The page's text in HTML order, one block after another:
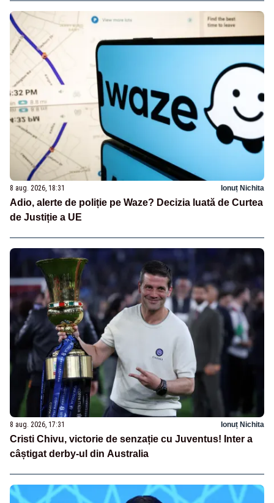
8 aug. 2026, 18:31 Ionuț Nichita
Adio, alerte de poliție pe Waze? Decizia luată de Curtea
de Justiție a UE
8 aug. 2026, 17:31 Ionuț Nichita
Cristi Chivu, victorie de senzație cu Juventus! Inter a
câștigat derby-ul din Australia